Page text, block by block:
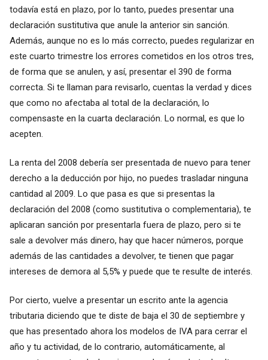
todavía está en plazo, por lo tanto, puedes presentar una
declaración sustitutiva que anule la anterior sin sanción.
Además, aunque no es lo más correcto, puedes regularizar en
este cuarto trimestre los errores cometidos en los otros tres,
de forma que se anulen, y así, presentar el 390 de forma
correcta. Si te llaman para revisarlo, cuentas la verdad y dices
que como no afectaba al total de la declaración, lo
compensaste en la cuarta declaración. Lo normal, es que lo
acepten.
La renta del 2008 debería ser presentada de nuevo para tener
derecho a la deducción por hijo, no puedes trasladar ninguna
cantidad al 2009. Lo que pasa es que si presentas la
declaración del 2008 (como sustitutiva o complementaria), te
aplicaran sanción por presentarla fuera de plazo, pero si te
sale a devolver más dinero, hay que hacer números, porque
además de las cantidades a devolver, te tienen que pagar
intereses de demora al 5,5% y puede que te resulte de interés.
Por cierto, vuelve a presentar un escrito ante la agencia
tributaria diciendo que te diste de baja el 30 de septiembre y
que has presentado ahora los modelos de IVA para cerrar el
año y tu actividad, de lo contrario, automáticamente, al